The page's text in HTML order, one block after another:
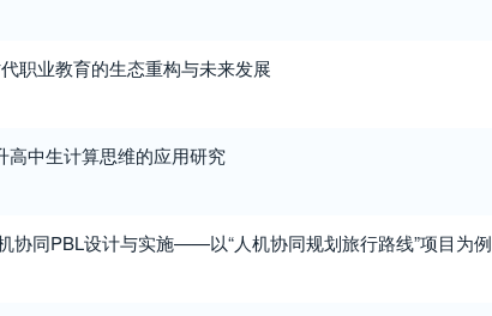
职业教育的生态重构与未来发展
高中生计算思维的应用研究
协同PBL设计与实施——以“人机协同规划旅行路线”项目为例